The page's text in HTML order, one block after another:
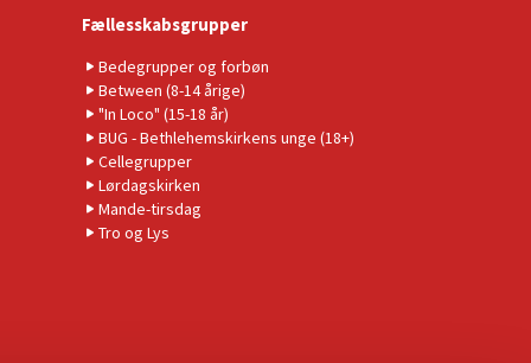
Fællesskabsgrupper
Bedegrupper og forbøn
Between (8-14 årige)
"In Loco" (15-18 år)
BUG - Bethlehemskirkens unge (18+)
Cellegrupper
Lørdagskirken
Mande-tirsdag
Tro og Lys